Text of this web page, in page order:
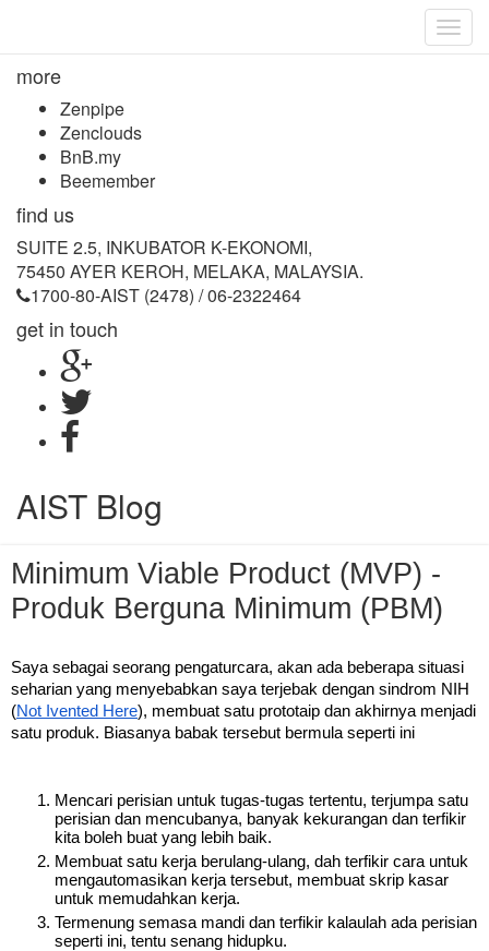
more
Zenpipe
Zenclouds
BnB.my
Beemember
find us
SUITE 2.5, INKUBATOR K-EKONOMI,
75450 AYER KEROH, MELAKA, MALAYSIA.
1700-80-AIST (2478) / 06-2322464
get in touch
AIST Blog
Minimum Viable Product (MVP) -
Produk Berguna Minimum (PBM)
Saya sebagai seorang pengaturcara, akan ada beberapa situasi
seharian yang menyebabkan saya terjebak dengan sindrom NIH
(Not Ivented Here), membuat satu prototaip dan akhirnya menjadi
satu produk. Biasanya babak tersebut bermula seperti ini
Mencari perisian untuk tugas-tugas tertentu, terjumpa satu
perisian dan mencubanya, banyak kekurangan dan terfikir
kita boleh buat yang lebih baik.
Membuat satu kerja berulang-ulang, dah terfikir cara untuk
mengautomasikan kerja tersebut, membuat skrip kasar
untuk memudahkan kerja.
Termenung semasa mandi dan terfikir kalaulah ada perisian
seperti ini, tentu senang hidupku.